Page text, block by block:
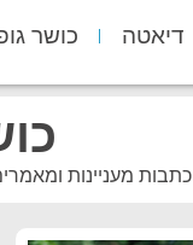
דיאטה כושר
כתבות מעניינות